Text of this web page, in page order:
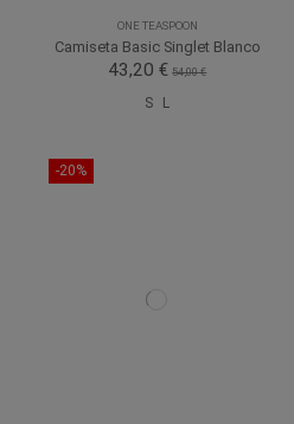
ONE TEASPOON
Camiseta Basic Singlet Blanco
43,20 € 54,00 €
S L
-20%